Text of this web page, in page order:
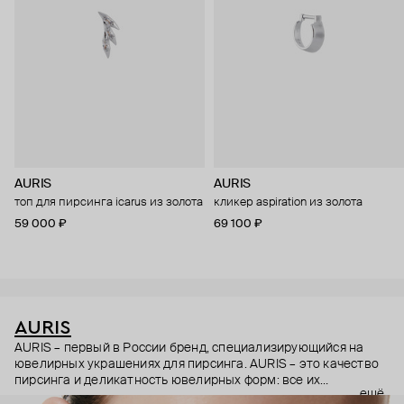
AURIS
топ для пирсинга icarus из золота
59 000 ₽
AURIS
кликер aspiration из золота
69 100 ₽
AURIS
AURIS – первый в России бренд, специализирующийся на
ювелирных украшениях для пирсинга. AURIS – это качество
пирсинга и деликатность ювелирных форм: все их
украшения ручной работы. В процессе создания участвуют
ещё